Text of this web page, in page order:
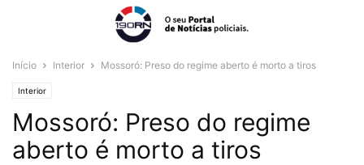
Início Interior Mossoró: Preso do regime aberto é morto a tiros
Interior
Mossoró: Preso do regime
aberto é morto a tiros